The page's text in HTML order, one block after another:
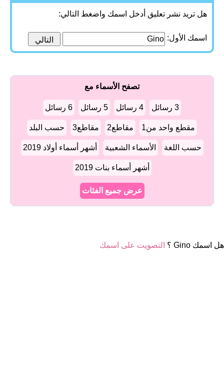
هل تريد نشر تعليق أدخل اسمك واضغط التالي:
اسمك الأول:
تصفح الأسماء مع
3 رسائل 4 رسائل 5 رسائل 6 رسائل
مقطع واحد من1 مقاطع2 مقاطع3 حسب البلد
حسب اللغة الأسماء الشعبية أشهر أسماء أولاد 2019
أشهر أسماء بنات 2019
عرض جميع الفئات
هل اسمك Gino ؟ التصويت على اسمك